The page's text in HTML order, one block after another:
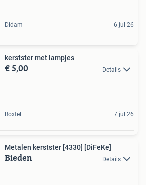
Didam 6 jul 26
kerstster met lampjes
€ 5,00 Details
Boxtel 7 jul 26
Metalen kerstster [4330] [DiFeKe]
Bieden Details